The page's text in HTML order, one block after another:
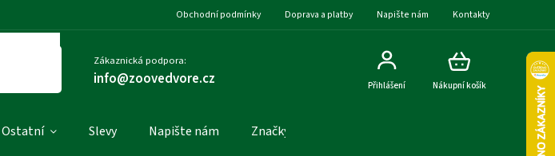
Obchodní podmínky Doprava a platby Napište nám Kontakty
Zákaznická podpora:
info@zoovedvore.cz Nákupní košík
Přihlášení
Ostatní Slevy Napište nám Značky